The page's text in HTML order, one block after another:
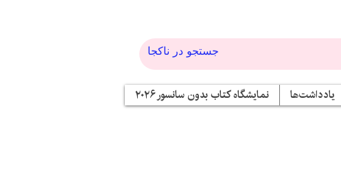
یادداشت‌ها نمایشگاه کتاب بدون سانسور ۲۰۲۶